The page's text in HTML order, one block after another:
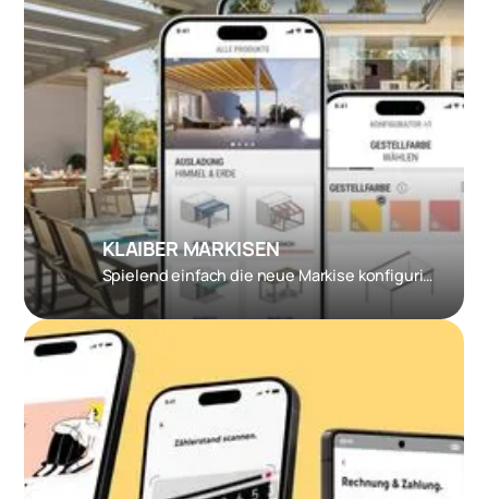
KLAIBER MARKISEN
Spielend einfach die neue Markise konfigurieren und testen